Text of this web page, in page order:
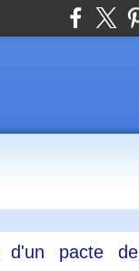
d'un pacte de